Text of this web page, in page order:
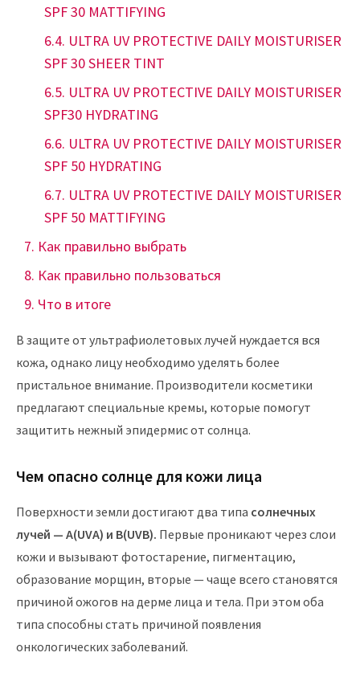
SPF 30 MATTIFYING
ULTRA UV PROTECTIVE DAILY MOISTURISER
SPF 30 SHEER TINT
ULTRA UV PROTECTIVE DAILY MOISTURISER
SPF30 HYDRATING
ULTRA UV PROTECTIVE DAILY MOISTURISER
SPF 50 HYDRATING
ULTRA UV PROTECTIVE DAILY MOISTURISER
SPF 50 MATTIFYING
Как правильно выбрать
Как правильно пользоваться
Что в итоге
В защите от ультрафиолетовых лучей нуждается вся
кожа, однако лицу необходимо уделять более
пристальное внимание. Производители косметики
предлагают специальные кремы, которые помогут
защитить нежный эпидермис от солнца.
Чем опасно солнце для кожи лица
Поверхности земли достигают два типа солнечных
лучей — А(UVA) и В(UVB). Первые проникают через слои
кожи и вызывают фотостарение, пигментацию,
образование морщин, вторые — чаще всего становятся
причиной ожогов на дерме лица и тела. При этом оба
типа способны стать причиной появления
онкологических заболеваний.